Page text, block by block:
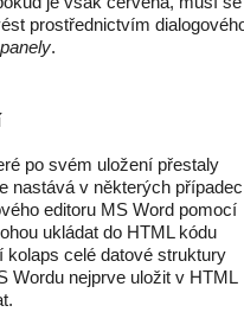
prostřednictvím
.
po svém uložení přestaly
nastává v některých
editoru MS Word pomocí
ukládat do HTML kódu
kolaps celé datové struktury
Wordu nejprve uložit v HTML